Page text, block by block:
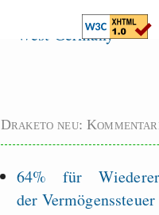
Graben-Neudorf,
West Germany
Draketo neu:
64% für
der Vermögenssteuer